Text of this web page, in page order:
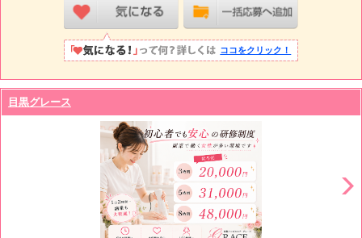
ココをクリック！
目黒グレース